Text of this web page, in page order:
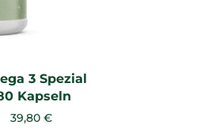
3 Spezial
Kapseln
39,80 €